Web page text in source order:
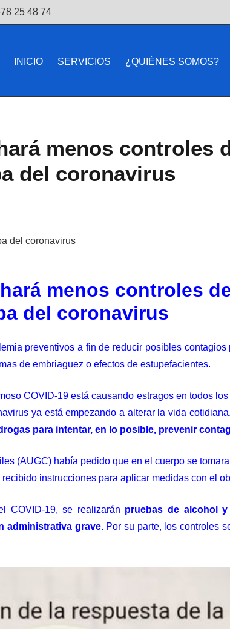
25 48 74
INICIO SERVICIOS ¿QUIÉNES SOMOS?
menos controles
del coronavirus
menos controles
del coronavirus
preventivos a fin de reducir posibles
de embriaguez o efectos de estupefacientes.
COVID-19 está causando estragos en todos
ya está empezando a alterar la vida
para intentar, en lo posible, prevenir
(AUGC) había pedido que en el cuerpo se
instrucciones para aplicar medidas con el
COVID-19, se realizarán pruebas de alcohol
administrativa grave.Por su parte, los controles